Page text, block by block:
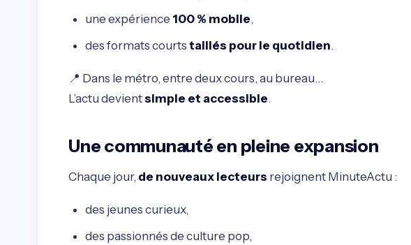
une expérience 100 % mobile,
des formats courts taillés pour le quotidien.
📍 Dans le métro, entre deux cours, au bureau…
L’actu devientsimple et accessible.
Une communauté en pleine expansion
Chaque jour, de nouveaux lecteurs rejoignent MinuteActu :
des jeunes curieux,
des passionnés de culture pop,